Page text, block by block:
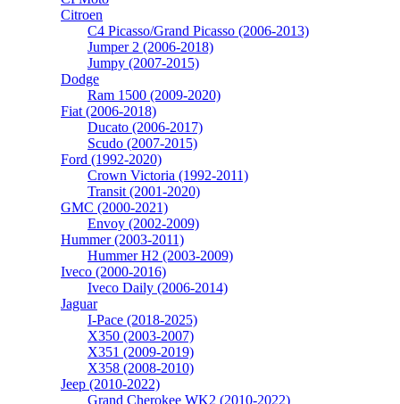
Citroen
C4 Picasso/Grand Picasso (2006-2013)
Jumper 2 (2006-2018)
Jumpy (2007-2015)
Dodge
Ram 1500 (2009-2020)
Fiat (2006-2018)
Ducato (2006-2017)
Scudo (2007-2015)
Ford (1992-2020)
Crown Victoria (1992-2011)
Transit (2001-2020)
GMC (2000-2021)
Envoy (2002-2009)
Hummer (2003-2011)
Hummer H2 (2003-2009)
Iveco (2000-2016)
Iveco Daily (2006-2014)
Jaguar
I-Pace (2018-2025)
X350 (2003-2007)
X351 (2009-2019)
X358 (2008-2010)
Jeep (2010-2022)
Grand Cherokee WK2 (2010-2022)